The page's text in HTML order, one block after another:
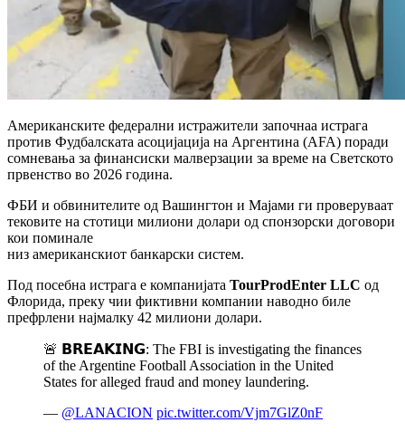
Американските федерални истражители започнаа истрага
против Фудбалската асоцијација на Аргентина (AFA) поради
сомневања за финансиски малверзации за време на Светското
првенство во 2026 година.
ФБИ и обвинителите од Вашингтон и Мајами ги проверуваат
тековите на стотици милиони долари од спонзорски договори
кои поминале
низ американскиот банкарски систем.
Под посебна истрага е компанијата TourProdEnter LLC од
Флорида, преку чии фиктивни компании наводно биле
префрлени најмалку 42 милиони долари.
🚨 𝗕𝗥𝗘𝗔𝗞𝗜𝗡𝗚: The FBI is investigating the finances
of the Argentine Football Association in the United
States for alleged fraud and money laundering.
— @LANACION pic.twitter.com/Vjm7GlZ0nF